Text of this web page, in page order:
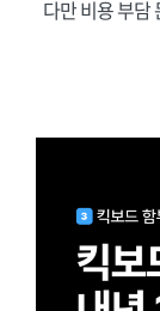
다만 비용 부담